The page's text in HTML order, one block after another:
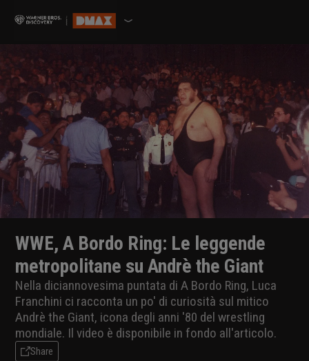
WWE, A Bordo Ring: Le leggende
metropolitane su Andrè the Giant
Nella diciannovesima puntata di A Bordo Ring, Luca
Franchini ci racconta un po' di curiosità sul mitico
Andrè the Giant, icona degli anni '80 del wrestling
mondiale. Il video è disponibile in fondo all'articolo.
Share